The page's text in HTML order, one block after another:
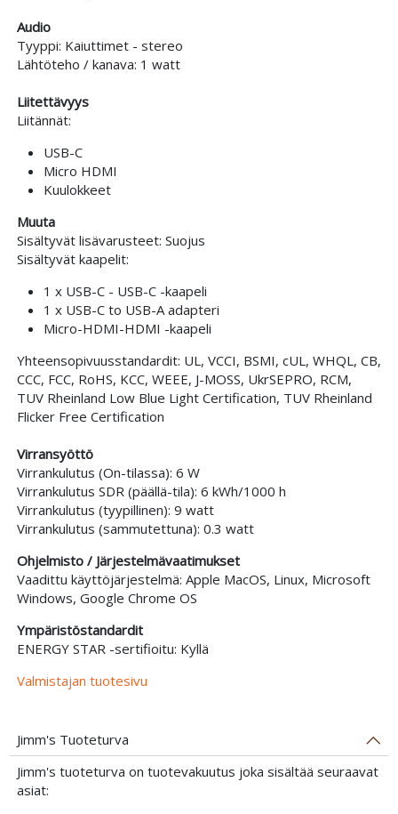
Audio
Tyyppi: Kaiuttimet - stereo
Lähtöteho / kanava: 1 watt
Liitettävyys
Liitännät:
USB-C
Micro HDMI
Kuulokkeet
Muuta
Sisältyvät lisävarusteet: Suojus
Sisältyvät kaapelit:
1 x USB-C - USB-C -kaapeli
1 x USB-C to USB-A adapteri
Micro-HDMI-HDMI -kaapeli
Yhteensopivuusstandardit: UL, VCCI, BSMI, cUL, WHQL, CB,
CCC, FCC, RoHS, KCC, WEEE, J-MOSS, UkrSEPRO, RCM,
TUV Rheinland Low Blue Light Certification, TUV Rheinland
Flicker Free Certification
Virransyöttö
Virrankulutus (On-tilassa): 6 W
Virrankulutus SDR (päällä-tila): 6 kWh/1000 h
Virrankulutus (tyypillinen): 9 watt
Virrankulutus (sammutettuna): 0.3 watt
Ohjelmisto / Järjestelmävaatimukset
Vaadittu käyttöjärjestelmä: Apple MacOS, Linux, Microsoft
Windows, Google Chrome OS
Ympäristöstandardit
ENERGY STAR -sertifioitu: Kyllä
Valmistajan tuotesivu
Jimm's Tuoteturva
Jimm's tuoteturva on tuotevakuutus joka sisältää seuraavat
asiat: